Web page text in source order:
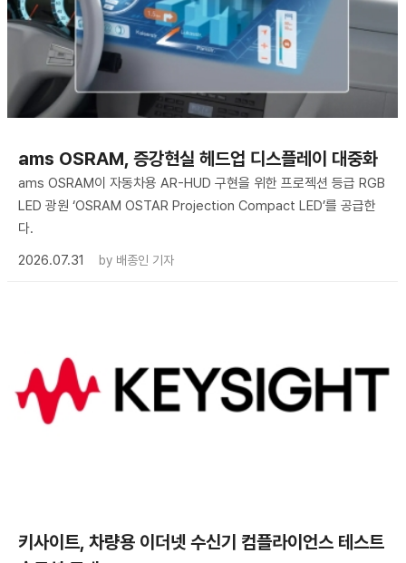
ams OSRAM, 증강현실 헤드업 디스플레이 대중화
ams OSRAM이 자동차용 AR-HUD 구현을 위한 프로젝션 등급 RGB
LED 광원 ‘OSRAM OSTAR Projection Compact LED’를 공급한
다.
2026.07.31
by 배종인 기자
키사이트, 차량용 이더넷 수신기 컴플라이언스 테스트